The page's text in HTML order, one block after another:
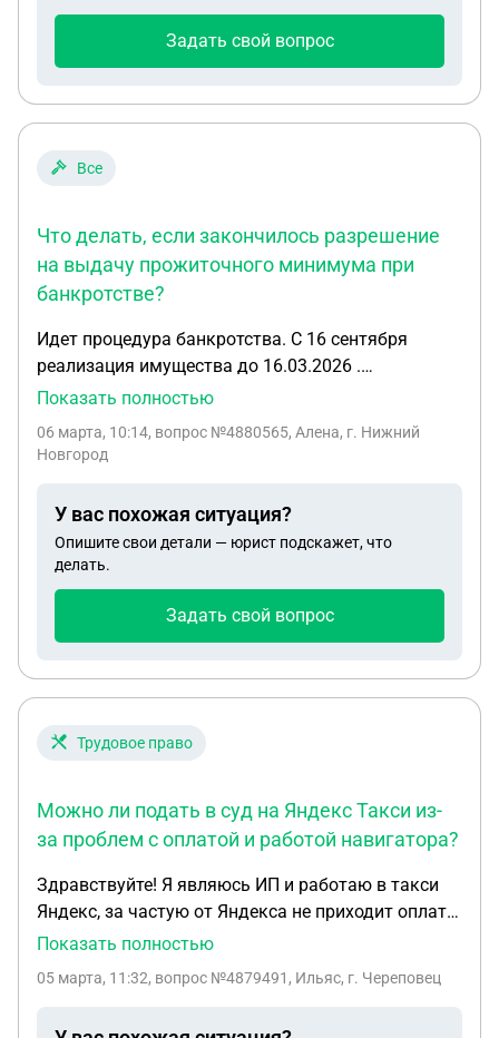
Задать свой вопрос
Все
Что делать, если закончилось разрешение
на выдачу прожиточного минимума при
банкротстве?
Идет процедура банкротства. С 16 сентября
реализация имущества до 16.03.2026 .
Разрешение на выдачу ПМ закончилось 16
прислал такое сообщение: «На данный момент
это может значить? Как скоро закончится
процедура?
Показать полностью
06 марта, 10:14, вопрос №4880565, Алена, г. Нижний
Новгород
У вас похожая ситуация?
Опишите свои детали — юрист подскажет, что
делать.
Задать свой вопрос
Трудовое право
Можно ли подать в суд на Яндекс Такси из-
за проблем с оплатой и работой навигатора?
Здравствуйте! Я являюсь ИП и работаю в такси
Яндекс, за частую от Яндекса не приходит оплата
за поездку, они ссылаются что не смогли списать
уведомляют, и пишут мне про это только после
Показать полностью
05 марта, 11:32, вопрос №4879491, Ильяс, г. Череповец